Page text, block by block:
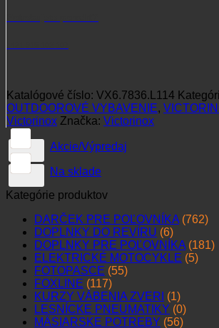
Katalógové číslo: VX6.7836.L114
OUTDOOROVÉ VYBAVENIE,
Victorinox Značka: Victorinox
Akcie/Výpredaj
Na sklade
Kategórie produktov
DARČEK PRE POĽOVNÍKA (762)
DOPLNKY DO REVÍRU (6)
DOPLNKY PRE POĽOVNÍKA (181)
ELEKTRICKÉ MOTOCYKLE (5)
FOTOPASCE (55)
FOXLINE (117)
KURZY VÁBENIA ZVERI (1)
LESNÍCKE PNEUMATIKY (0)
MÄSIARSKE POTREBY (56)